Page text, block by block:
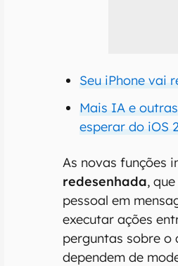
Seu iPhone vai
Mais IA e
esperar do iOS
As novas funções
redesenhada,
pessoal em
executar ações
perguntas sobre o
dependem de